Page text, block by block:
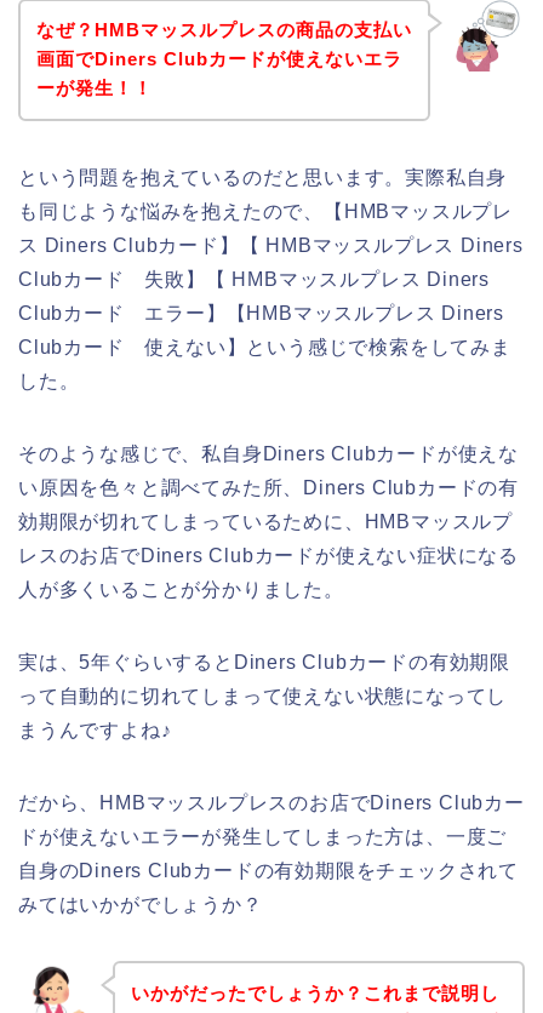
なぜ？HMBマッスルプレスの商品の支払い
画面でDiners Clubカードが使えないエラ
ーが発生！！
という問題を抱えているのだと思います。実際私自身
も同じような悩みを抱えたので、【HMBマッスルプレ
ス Diners Clubカード】【 HMBマッスルプレス Diners
Clubカード 失敗】【 HMBマッスルプレス Diners
Clubカード エラー】【HMBマッスルプレス Diners
Clubカード 使えない】という感じで検索をしてみま
した。
そのような感じで、私自身Diners Clubカードが使えな
い原因を色々と調べてみた所、Diners Clubカードの有
効期限が切れてしまっているために、HMBマッスルプ
レスのお店でDiners Clubカードが使えない症状になる
人が多くいることが分かりました。
実は、5年ぐらいするとDiners Clubカードの有効期限
って自動的に切れてしまって使えない状態になってし
まうんですよね♪
だから、HMBマッスルプレスのお店でDiners Clubカー
ドが使えないエラーが発生してしまった方は、一度ご
自身のDiners Clubカードの有効期限をチェックされて
みてはいかがでしょうか？
いかがだったでしょうか？これまで説明し